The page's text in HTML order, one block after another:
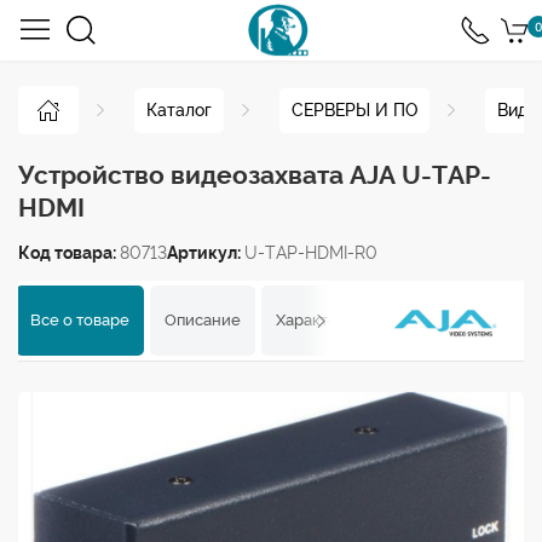
0
Каталог СЕРВЕРЫ И ПО
Устройство видеозахвата AJA U-TAP-
HDMI
Код товара:80713Артикул: U-TAP-HDMI-R0
Все о товаре Описание Характеристики Отзывы